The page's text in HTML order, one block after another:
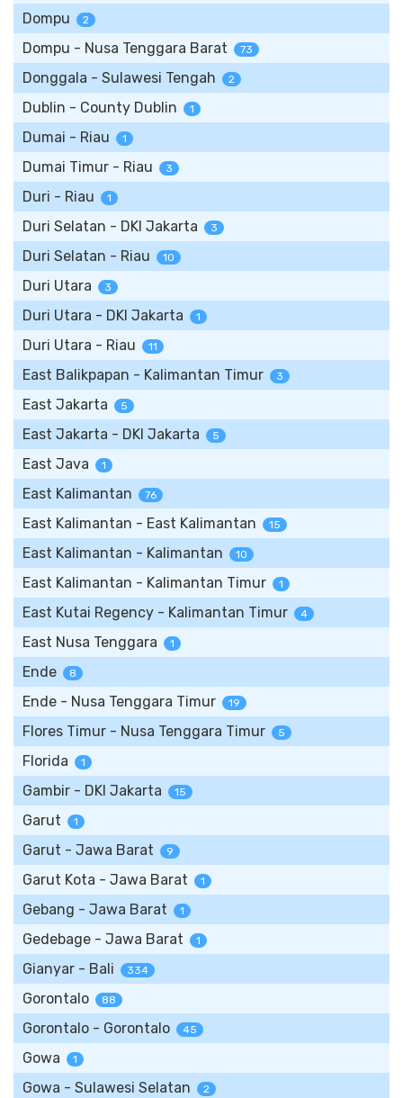
Dompu 2
Dompu - Nusa Tenggara Barat 73
Donggala - Sulawesi Tengah 2
Dublin - County Dublin 1
Dumai - Riau 1
Dumai Timur - Riau 3
Duri - Riau 1
Duri Selatan - DKI Jakarta 3
Duri Selatan - Riau 10
Duri Utara 3
Duri Utara - DKI Jakarta 1
Duri Utara - Riau 11
East Balikpapan - Kalimantan Timur 3
East Jakarta 5
East Jakarta - DKI Jakarta 5
East Java 1
East Kalimantan 76
East Kalimantan - East Kalimantan 15
East Kalimantan - Kalimantan 10
East Kalimantan - Kalimantan Timur 1
East Kutai Regency - Kalimantan Timur 4
East Nusa Tenggara 1
Ende 8
Ende - Nusa Tenggara Timur 19
Flores Timur - Nusa Tenggara Timur 5
Florida 1
Gambir - DKI Jakarta 15
Garut 1
Garut - Jawa Barat 9
Garut Kota - Jawa Barat 1
Gebang - Jawa Barat 1
Gedebage - Jawa Barat 1
Gianyar - Bali 334
Gorontalo 88
Gorontalo - Gorontalo 45
Gowa 1
Gowa - Sulawesi Selatan 2